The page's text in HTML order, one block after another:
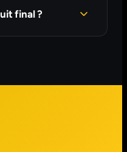
final ?